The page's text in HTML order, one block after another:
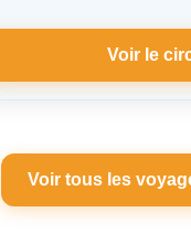
Voir le
Voir tous les